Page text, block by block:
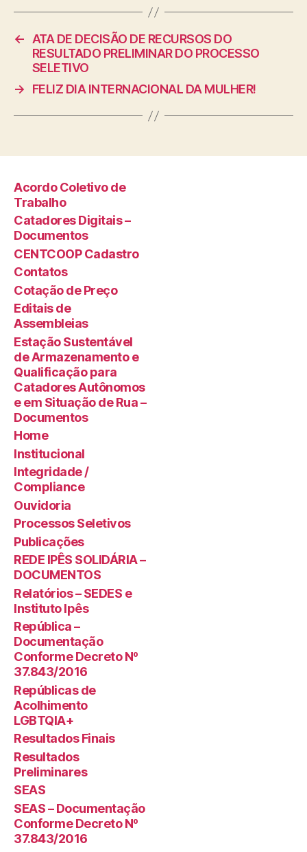
←
ATA DE DECISÃO DE RECURSOS DO
RESULTADO PRELIMINAR DO PROCESSO
SELETIVO
→
FELIZ DIA INTERNACIONAL DA MULHER!
Acordo Coletivo de
Trabalho
Catadores Digitais –
Documentos
CENTCOOP Cadastro
Contatos
Cotação de Preço
Editais de
Assembleias
Estação Sustentável
de Armazenamento e
Qualificação para
Catadores Autônomos
e em Situação de Rua –
Documentos
Home
Institucional
Integridade /
Compliance
Ouvidoria
Processos Seletivos
Publicações
REDE IPÊS SOLIDÁRIA –
DOCUMENTOS
Relatórios – SEDES e
Instituto Ipês
República –
Documentação
Conforme Decreto Nº
37.843/2016
Repúblicas de
Acolhimento
LGBTQIA+
Resultados Finais
Resultados
Preliminares
SEAS
SEAS – Documentação
Conforme Decreto Nº
37.843/2016